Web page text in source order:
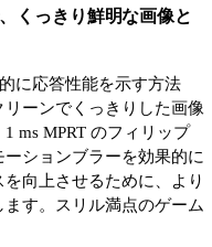
くっきり鮮明な画像と
に応答性能を示す方法
ーンでくっきりした画像
ms MPRT のフィリップ
ションブラーを効果的に
向上させるために、より
す。スリル満点のゲーム